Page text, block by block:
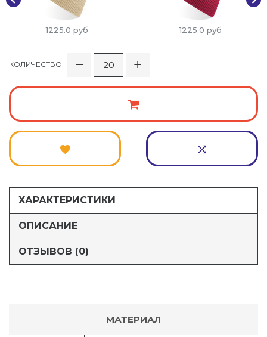
1225.0 руб 1225.0 руб
КОЛИЧЕСТВО
ХАРАКТЕРИСТИКИ
ОПИСАНИЕ
ОТЗЫВОВ (0)
МАТЕРИАЛ